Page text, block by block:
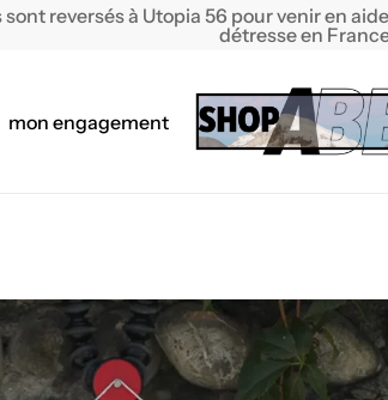
sont reversés à Utopia 56 pour venir en
détresse en
mon engagement